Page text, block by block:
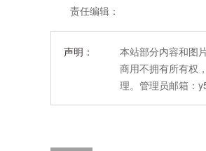
责任编辑：
声明：
本站部分内容和图
商用不拥有所有权
理。管理员邮箱：